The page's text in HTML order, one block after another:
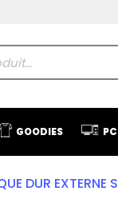
GOODIES
DUR